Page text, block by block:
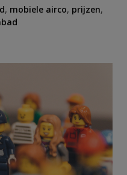
, mobiele airco, prijzen,